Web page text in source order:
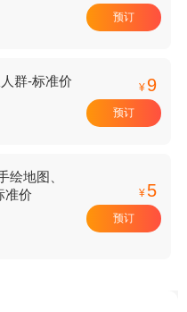
预订
群-标准价 ¥ 9
预订
绘地图、
准价
¥ 5
预订